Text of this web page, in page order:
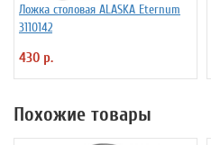
Ложка столовая ALASKA Eternum
3110142
430 р.
Похожие товары